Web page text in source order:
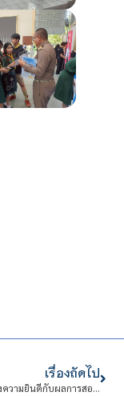
เรื่องถัดไป
สจด. ขอแสดงความยินดีกับผลการสอบการวัดความรู้ภาษาอังกฤษ TOEIC Bridge ประจำปีการศึกษา 2568